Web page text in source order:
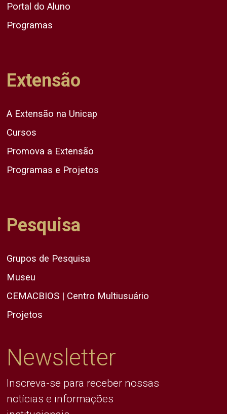
Portal do Aluno
Programas
Extensão
A Extensão na Unicap
Cursos
Promova a Extensão
Programas e Projetos
Pesquisa
Grupos de Pesquisa
Museu
CEMACBIOS | Centro Multiusuário
Projetos
Newsletter
Inscreva-se para receber nossas
notícias e informações